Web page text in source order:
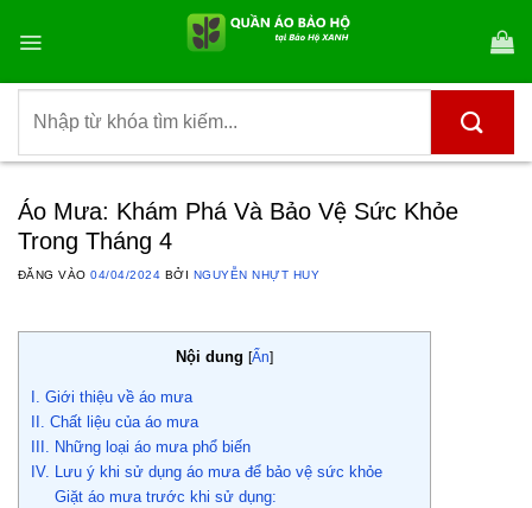
qua
dung
kiếm:
Áo Mưa: Khám Phá Và Bảo Vệ Sức Khỏe
Trong Tháng 4
ĐĂNG VÀO04/04/2024 BỞI NGUYỄN NHỰT HUY
Nội dung [Ẩn]
I. Giới thiệu về áo mưa
II. Chất liệu của áo mưa
III. Những loại áo mưa phổ biến
IV. Lưu ý khi sử dụng áo mưa để bảo vệ sức khỏe
Giặt áo mưa trước khi sử dụng: